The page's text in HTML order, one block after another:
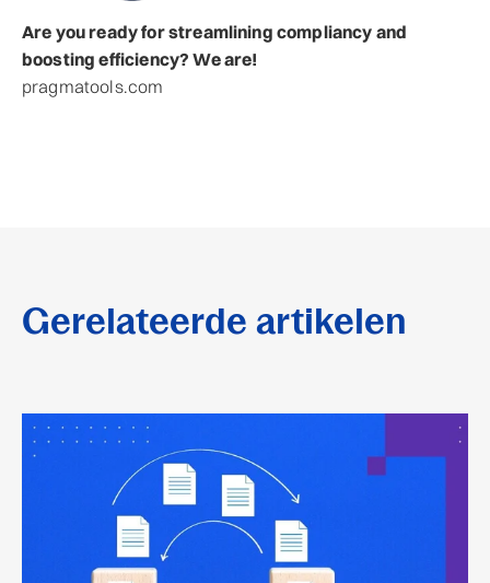
Are you ready for streamlining compliancy and
boosting efficiency? We are!
pragmatools.com
Gerelateerde artikelen